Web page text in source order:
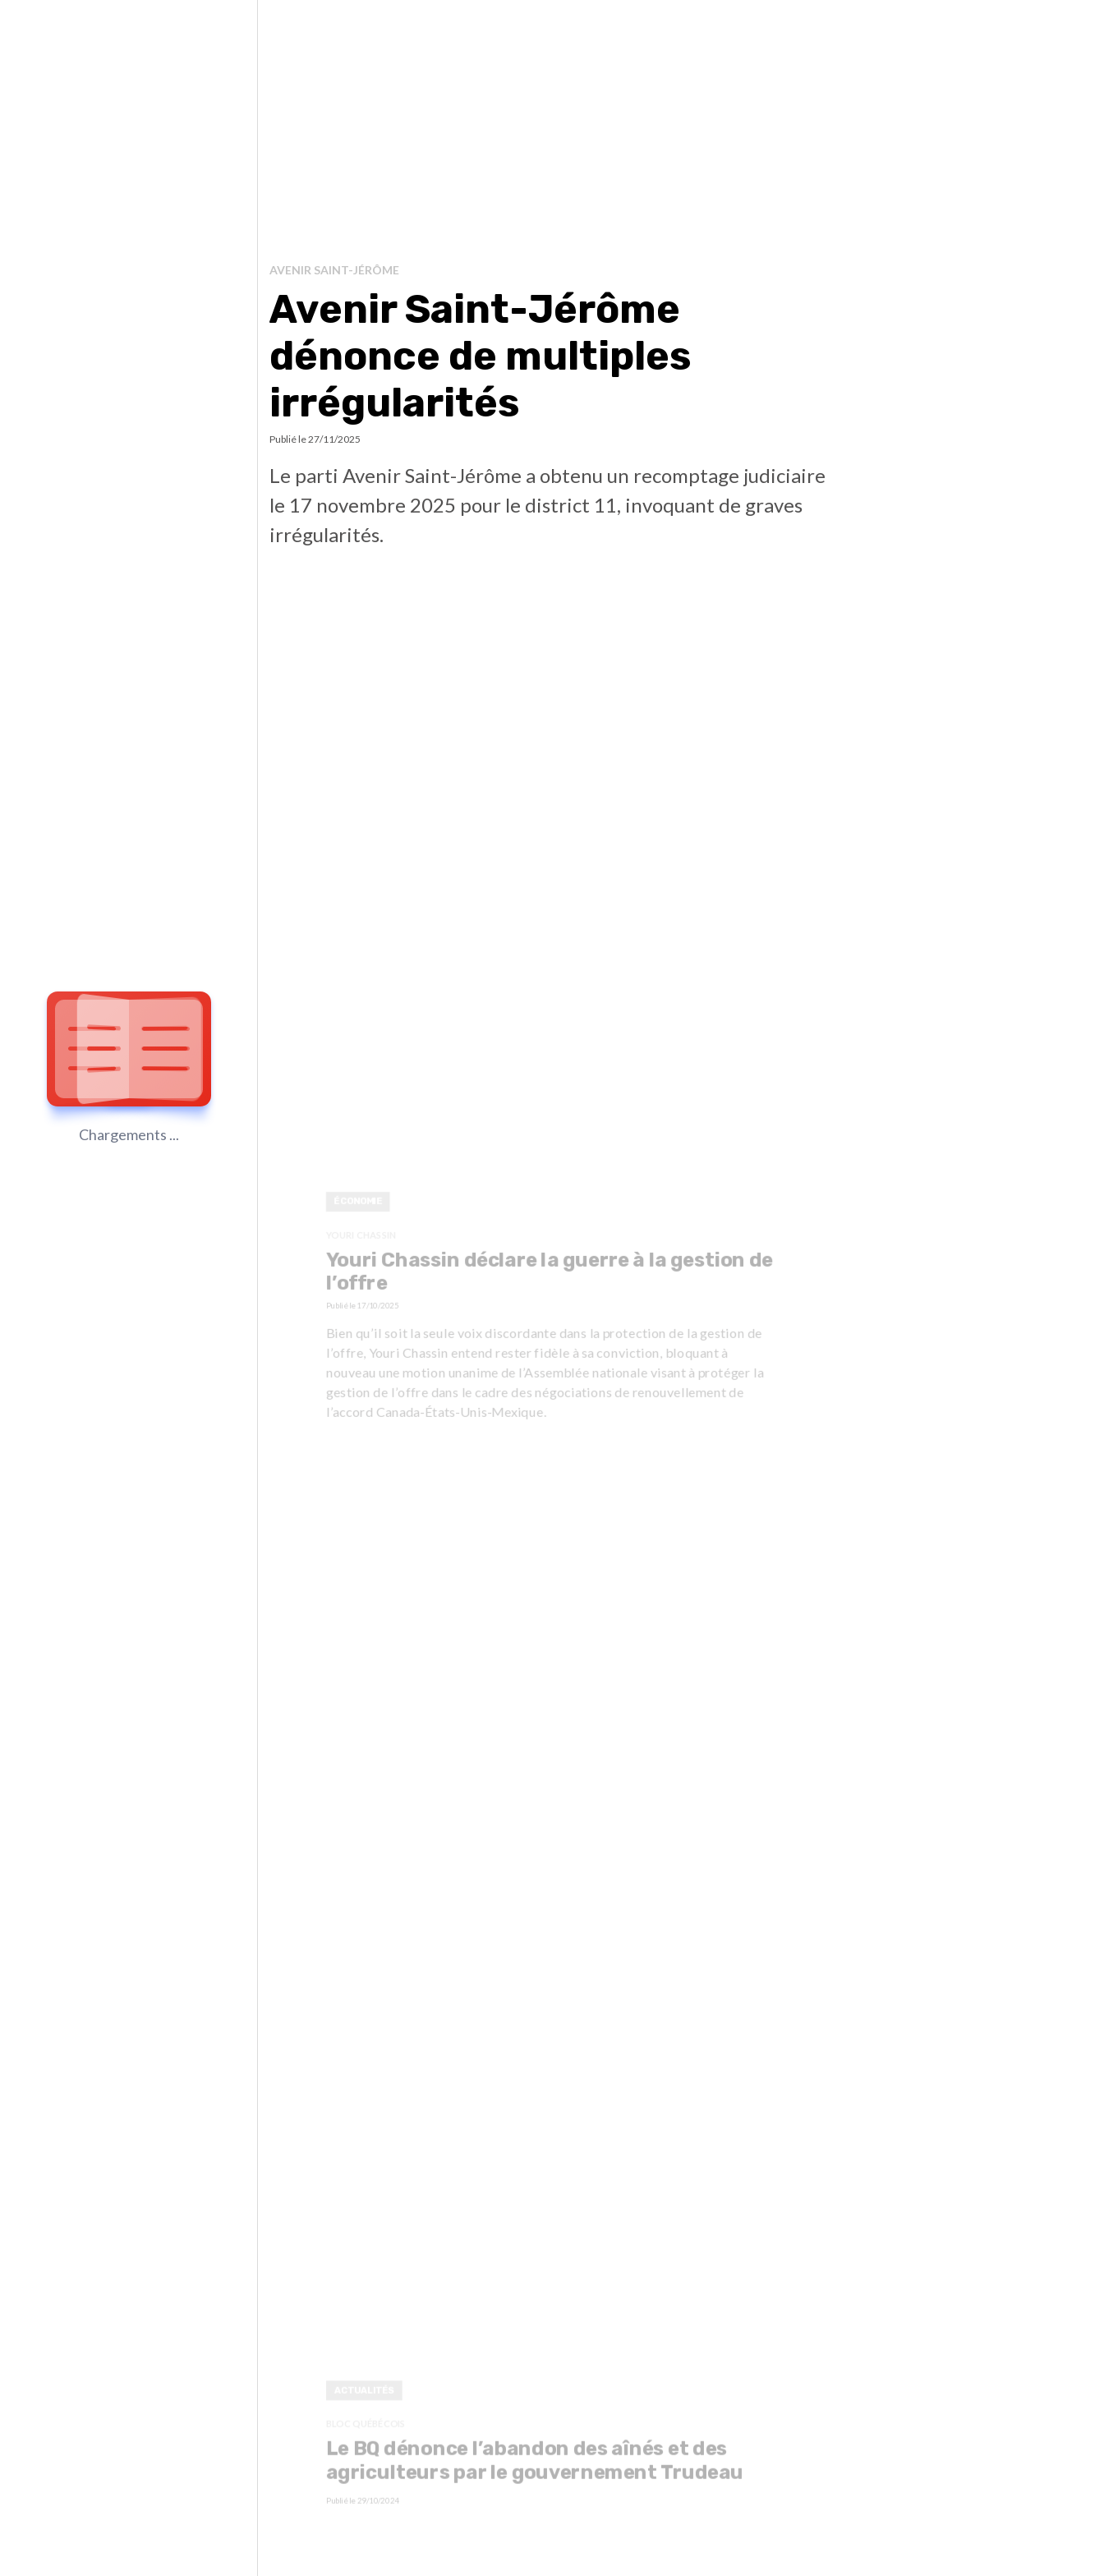
Chargements ...
AVENIR SAINT-JÉRÔME
Avenir Saint-Jérôme
dénonce de multiples
irrégularités
Publié le27/11/2025
Le parti Avenir Saint-Jérôme a obtenu un recomptage judiciaire
le 17 novembre 2025 pour le district 11, invoquant de graves
irrégularités.
Youri Chassin déclare la guerre à la gestion de
l’offre
Publié le 17/10/2025
Bien qu’il soit la seule voix discordante dans la protection de la gestion de
l’offre, Youri Chassin entend rester fidèle à sa conviction, bloquant à
nouveau une motion unanime de l’Assemblée nationale visant à protéger la
gestion de l’offre dans le cadre des négociations de renouvellement de
l’accord Canada-États-Unis-Mexique.
Le BQ dénonce l’abandon des aînés et des
agriculteurs par le gouvernement Trudeau
Publié le 29/10/2024